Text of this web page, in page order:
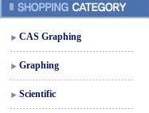
CAS Graphing
Graphing
Scientific